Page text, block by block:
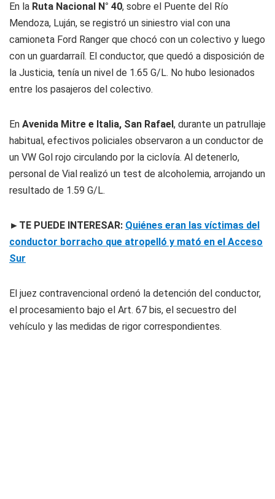
En la Ruta Nacional N° 40, sobre el Puente del Río
Mendoza, Luján, se registró un siniestro vial con una
camioneta Ford Ranger que chocó con un colectivo y luego
con un guardarraíl. El conductor, que quedó a disposición de
la Justicia, tenía un nivel de 1.65 G/L. No hubo lesionados
entre los pasajeros del colectivo.
En Avenida Mitre e Italia, San Rafael, durante un patrullaje
habitual, efectivos policiales observaron a un conductor de
un VW Gol rojo circulando por la ciclovía. Al detenerlo,
personal de Vial realizó un test de alcoholemia, arrojando un
resultado de 1.59 G/L.
►TE PUEDE INTERESAR: Quiénes eran las víctimas del
conductor borracho que atropelló y mató en el Acceso
Sur
El juez contravencional ordenó la detención del conductor,
el procesamiento bajo el Art. 67 bis, el secuestro del
vehículo y las medidas de rigor correspondientes.